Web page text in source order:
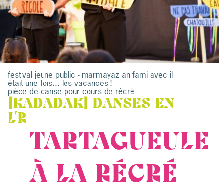
festival jeune public - marmayaz an fami avec il
était une fois... les vacances !
pièce de danse pour cours de récré
[KADADAK] DANSES EN
L’R
TARTAGUEULE
À LA RÉCRÉ